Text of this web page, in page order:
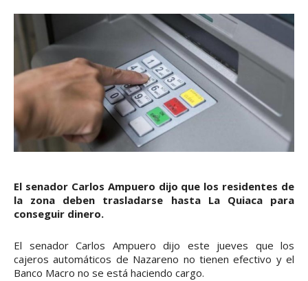
El senador Carlos Ampuero dijo que los residentes de
la zona deben trasladarse hasta La Quiaca para
conseguir dinero.
El senador Carlos Ampuero dijo este jueves que los
cajeros automáticos de Nazareno no tienen efectivo y el
Banco Macro no se está haciendo cargo.